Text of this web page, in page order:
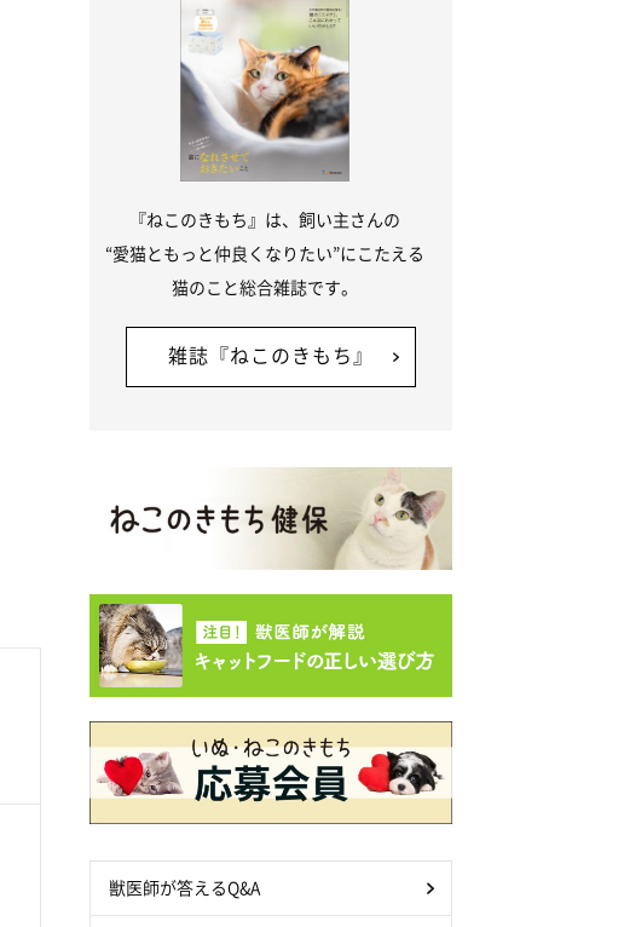
『ねこのきもち』は、飼い主さんの
“愛猫ともっと仲良くなりたい”にこたえる
猫のこと総合雑誌です。
雑誌『ねこのきもち』
獣医師が答えるQ&A